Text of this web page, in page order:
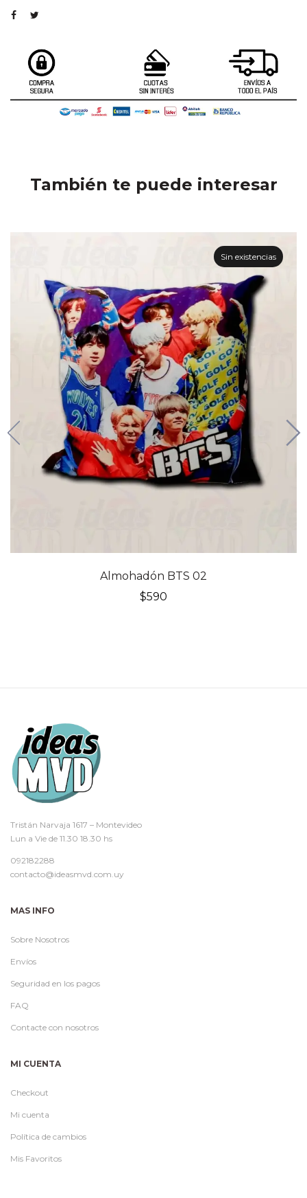
También te puede interesar
Sin existencias
Almohadón BTS 02
$590
Tristán Narvaja 1617 – Montevideo
Lun a Vie de 11.30 18.30 hs
092182288
contacto@ideasmvd.com.uy
MAS INFO
Sobre Nosotros
Envíos
Seguridad en los pagos
FAQ
Contacte con nosotros
MI CUENTA
Checkout
Mi cuenta
Política de cambios
Mis Favoritos